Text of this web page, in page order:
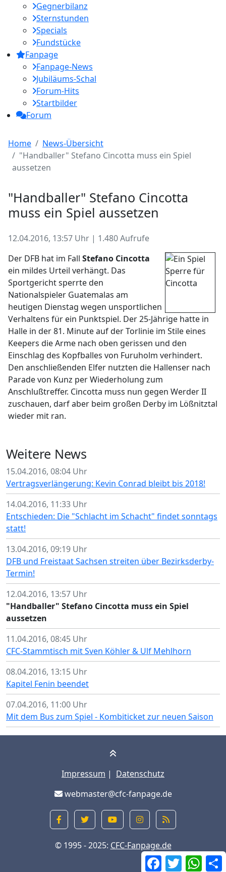
Gegnerbilanz
Sternstunden
Specials
Fundstücke
Fanpage
Fanpage-News
Jubiläums-Schal
Forum-Hits
Startbilder
Forum
Facebook
Twitter
Home
News-Übersicht
"Handballer" Stefano Cincotta muss ein Spiel
aussetzen
"Handballer" Stefano Cincotta
muss ein Spiel aussetzen
12.04.2016, 13:57 Uhr | 1.480 Aufrufe
Der DFB hat im Fall Stefano Cincotta
ein mildes Urteil verhängt. Das
Sportgericht sperrte den
Nationalspieler Guatemalas am
heutigen Dienstag wegen unsportlichen
Verhaltens für ein Punktspiel. Der 25-Jährige hatte in
Halle in der 81. Minute auf der Torlinie im Stile eines
Keepers die Arme nach oben gerissen und den
Einschlag des Kopfballes von Furuholm verhindert.
Den anschließenden Elfer nutzten die Hallenser nach
Parade von Kunz per Wiederholung zum
Anschlußtreffer. Cincotta muss nun gegen Werder II
zuschauen, darf aber beim großen Derby im Lößnitztal
wieder mit ran.
Weitere News
15.04.2016, 08:04 Uhr
Vertragsverlängerung: Kevin Conrad bleibt bis 2018!
14.04.2016, 11:33 Uhr
Entschieden: Die "Schlacht im Schacht" findet sonntags
statt!
13.04.2016, 09:19 Uhr
DFB und Freistaat Sachsen streiten über Bezirksderby-
Termin!
12.04.2016, 13:57 Uhr
"Handballer" Stefano Cincotta muss ein Spiel
aussetzen
11.04.2016, 08:45 Uhr
CFC-Stammtisch mit Sven Köhler & Ulf Mehlhorn
08.04.2016, 13:15 Uhr
Kapitel Fenin beendet
07.04.2016, 11:00 Uhr
Mit dem Bus zum Spiel - Kombiticket zur neuen Saison
Impressum | Datenschutz
webmaster@cfc-fanpage.de
© 1995 - 2025: CFC-Fanpage.de